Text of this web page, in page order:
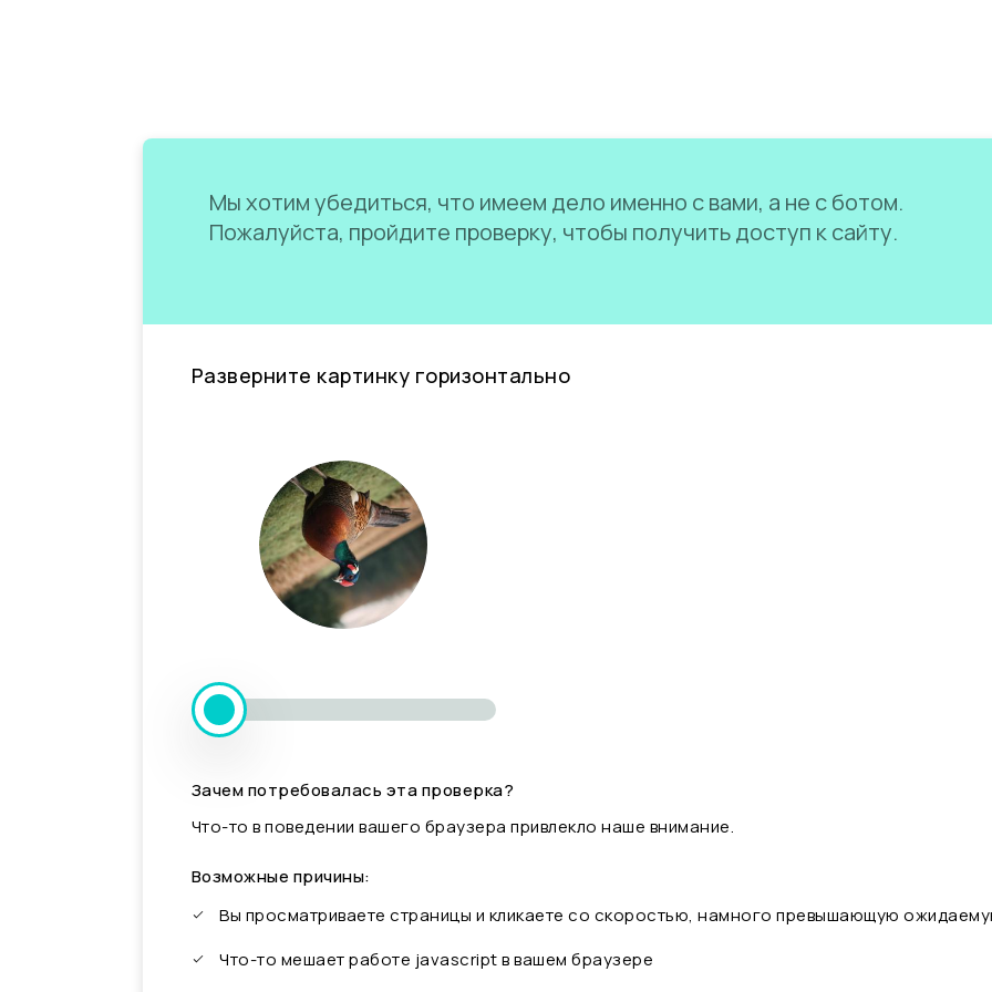
Мы хотим убедиться, что имеем дело именно с вами, а не с ботом.
Пожалуйста, пройдите проверку, чтобы получить доступ к сайту.
Разверните картинку горизонтально
Зачем потребовалась эта проверка?
Что-то в поведении вашего браузера привлекло наше внимание.
Возможные причины:
Вы просматриваете страницы и кликаете со скоростью, намного превышающую
Что-то мешает работе javascript в вашем браузере